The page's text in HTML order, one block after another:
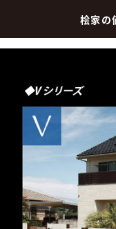
桧家の